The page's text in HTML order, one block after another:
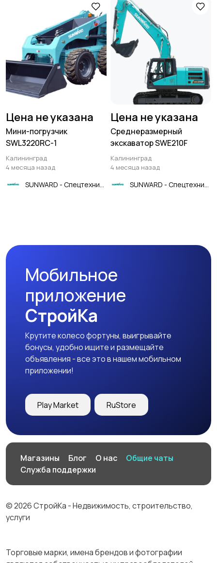
Цена не указана
Мини-погрузчик
SWL3220RC-1
Калининград
4 месяца назад
Цена не указана
Среднеразмерный
экскаватор SWE210F
Калининград
4 месяца назад
Мобильное
приложение
СтройКа
Крутите колесо фортуны, выигрывайте
бонусы, удобно ищите и размещайте
объявления - все это в нашем мобильном
приложении!
Play Market RuStore
Магазины Блог О нас
Общие чаты
Служба поддержки
© 2026 СтройКа - Недвижимость, строительство,
услуги
Торговые марки, имена брендов и фотографии